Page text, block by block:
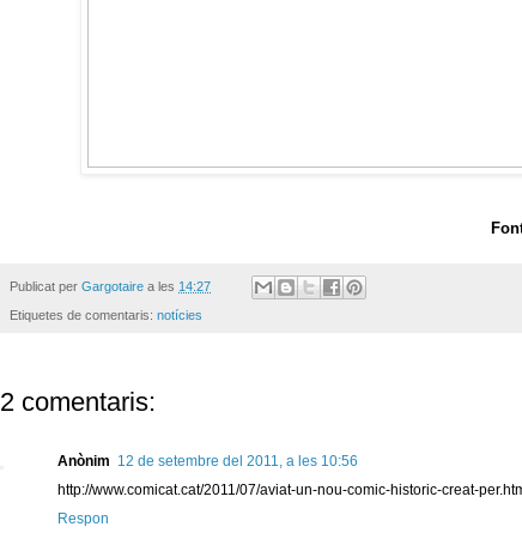
Publicat per Gargotaire a les 14:27
Etiquetes de comentaris: notícies
2 comentaris:
Anònim 12 de setembre del 2011, a les 10:56
http://www.comicat.cat/2011/07/aviat-un-nou-comic-historic-creat-
Respon